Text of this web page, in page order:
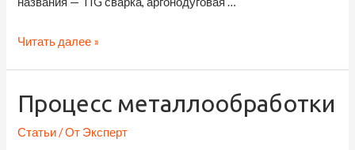
Аргоновая
варить
нержавейку
Читать далее »
Процесс металлообработки
Статьи/ От Эксперт